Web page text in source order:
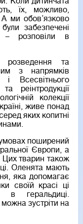
їх, можливо,
ми обов’язково
забезпечені
– розповіли в
та
з напрямків
Всесвітнього
реінтродукції
колекції
живе понад
яких копитні
поширений
Європи, а
Цих тварин також
Оленята мають
яка допомагає
своїй красі ці
в геральдиці.
зустріти на